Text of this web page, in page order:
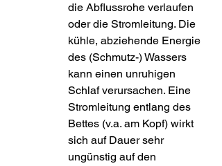
die Abflussrohe verlaufen
oder die Stromleitung. Die
kühle, abziehende Energie
des (Schmutz-) Wassers
kann einen unruhigen
Schlaf verursachen. Eine
Stromleitung entlang des
Bettes (v.a. am Kopf) wirkt
sich auf Dauer sehr
ungünstig auf den